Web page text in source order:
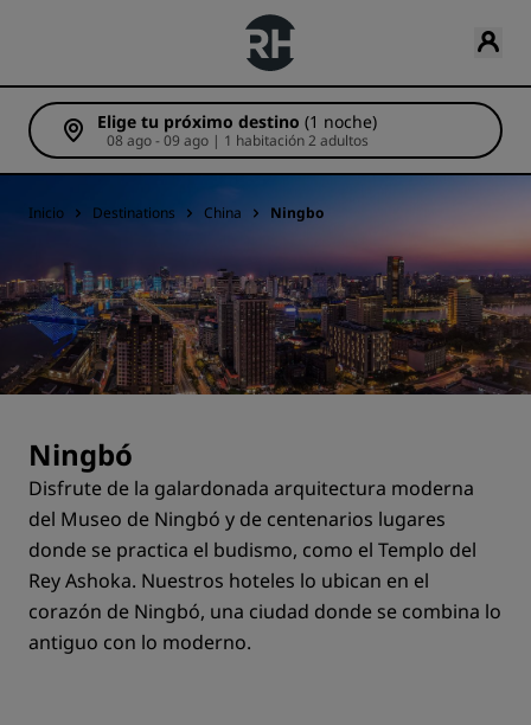
Elige tu próximo destino (1 noche)
08 ago - 09 ago | 1 habitación 2 adultos
Inicio Destinations China Ningbo
Ningbó
Disfrute de la galardonada arquitectura moderna
del Museo de Ningbó y de centenarios lugares
donde se practica el budismo, como el Templo del
Rey Ashoka. Nuestros hoteles lo ubican en el
corazón de Ningbó, una ciudad donde se combina lo
antiguo con lo moderno.